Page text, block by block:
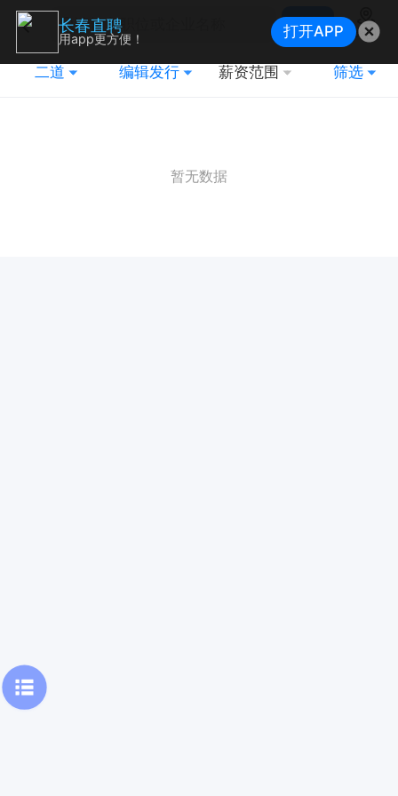
搜索
地图
二道 编辑发行 薪资范围 筛选
暂无数据
长春直聘
用app更方便！ 打开APP